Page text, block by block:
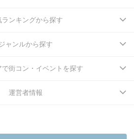
ランキングから探す
ジャンルから探す
で街コン・イベントを探す
運営者情報